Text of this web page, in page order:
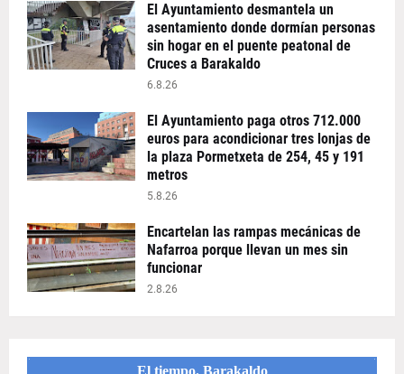
El Ayuntamiento desmantela un
asentamiento donde dormían personas
sin hogar en el puente peatonal de
Cruces a Barakaldo
6.8.26
El Ayuntamiento paga otros 712.000
euros para acondicionar tres lonjas de
la plaza Pormetxeta de 254, 45 y 191
metros
5.8.26
Encartelan las rampas mecánicas de
Nafarroa porque llevan un mes sin
funcionar
2.8.26